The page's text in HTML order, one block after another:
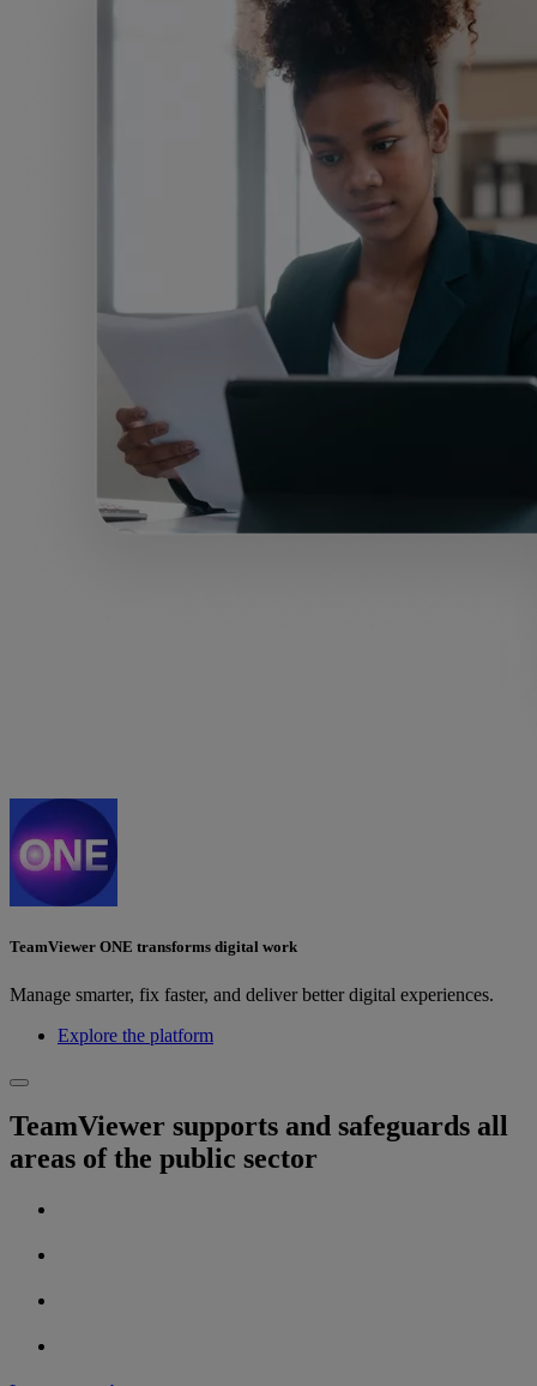
TeamViewer ONE transforms digital work
Manage smarter, fix faster, and deliver better digital experiences.
Explore the platform
TeamViewer supports and safeguards all
areas of the public sector